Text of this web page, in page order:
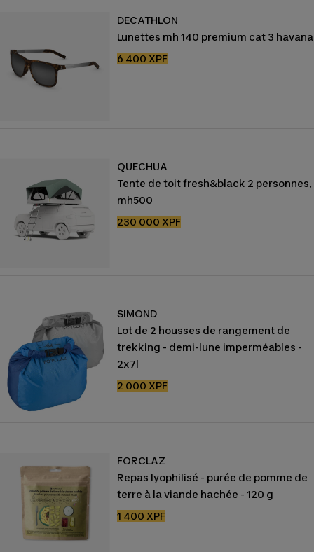
DECATHLON
Lunettes mh 140 premium cat 3 havana
Prix
6 400 XPF
QUECHUA
Tente de toit fresh&black 2 personnes,
mh500
Prix
230 000 XPF
SIMOND
Lot de 2 housses de rangement de
trekking - demi-lune imperméables -
2x7l
Prix
2 000 XPF
FORCLAZ
Repas lyophilisé - purée de pomme de
terre à la viande hachée - 120 g
Prix
1 400 XPF